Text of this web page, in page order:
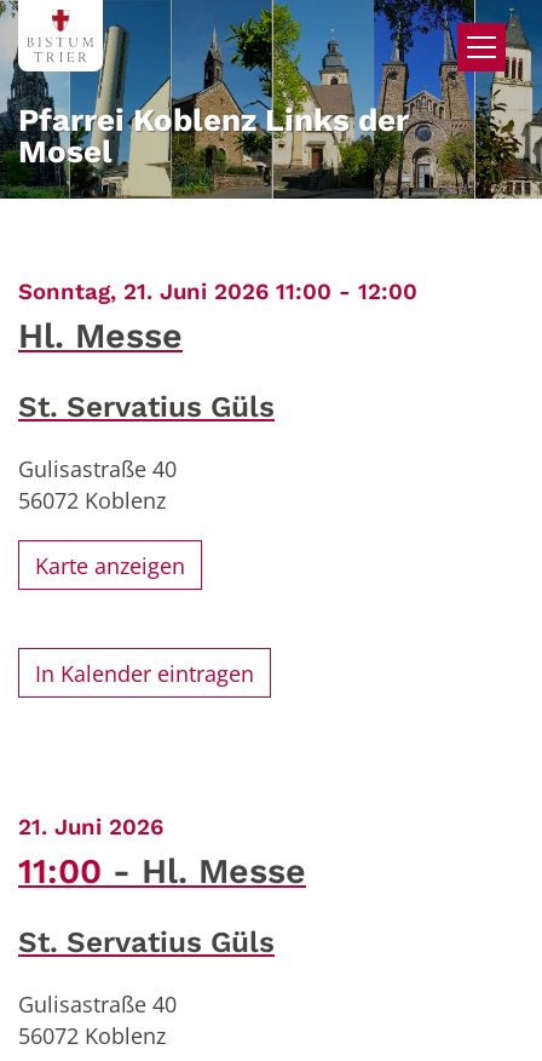
Zum Inhalt springen
Pfarrei Koblenz Links der
Mosel
Sonntag, 21. Juni 2026 11:00 - 12:00
Hl. Messe
St. Servatius Güls
Gulisastraße 40
56072 Koblenz
Karte anzeigen
In Kalender eintragen
21. Juni 2026:
11:00 Hl. Messe
St. Servatius Güls
Gulisastraße 40
56072 Koblenz